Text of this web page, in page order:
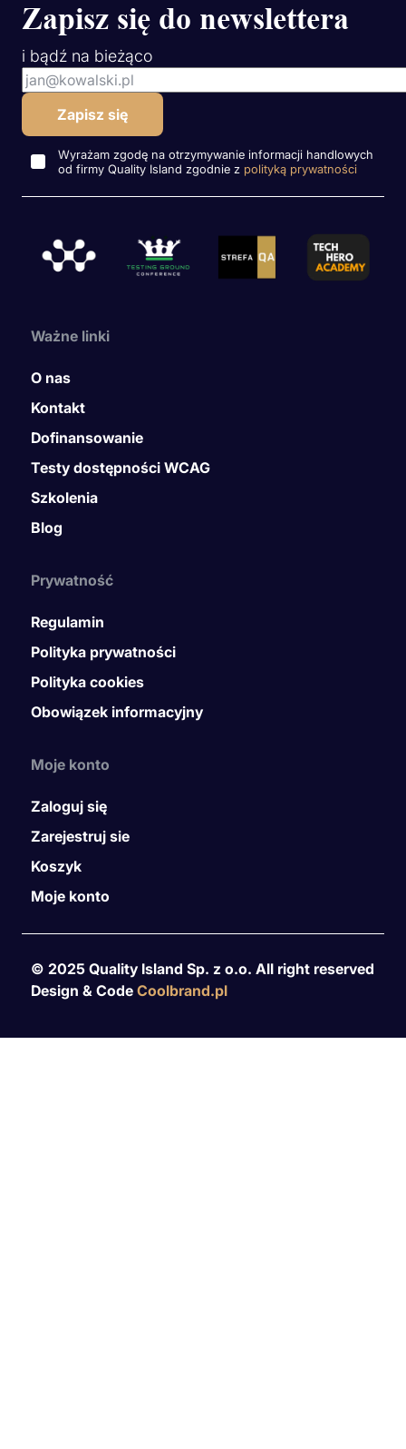
Zapisz się do newslettera
i bądź na bieżąco
Wyrażam zgodę na otrzymywanie informacji handlowych
od firmy Quality Island zgodnie z polityką prywatności
Ważne linki
O nas
Kontakt
Dofinansowanie
Testy dostępności WCAG
Szkolenia
Blog
Prywatność
Regulamin
Polityka prywatności
Polityka cookies
Obowiązek informacyjny
Moje konto
Zaloguj się
Zarejestruj sie
Koszyk
Moje konto
© 2025 Quality Island Sp. z o.o. All right reserved
Design & Code Coolbrand.pl